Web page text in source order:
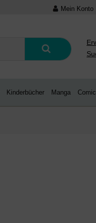
Mein Konto
Kinderbücher Manga